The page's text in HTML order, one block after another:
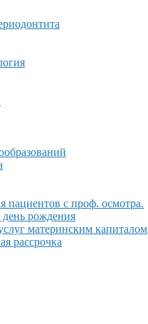
пациентов с проф. осмотра.
рождения
материнским капиталом
рассрочка